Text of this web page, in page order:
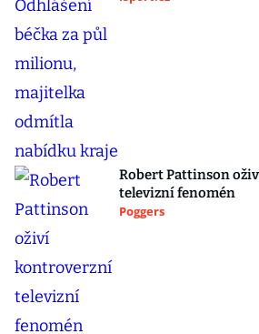
Robert Pattinson
televizní fenomén
Poggers